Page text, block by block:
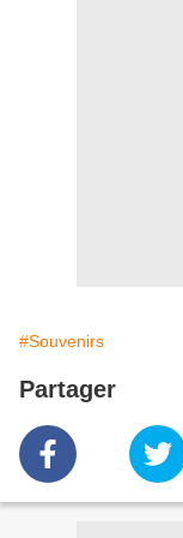
#Souvenirs
Partager